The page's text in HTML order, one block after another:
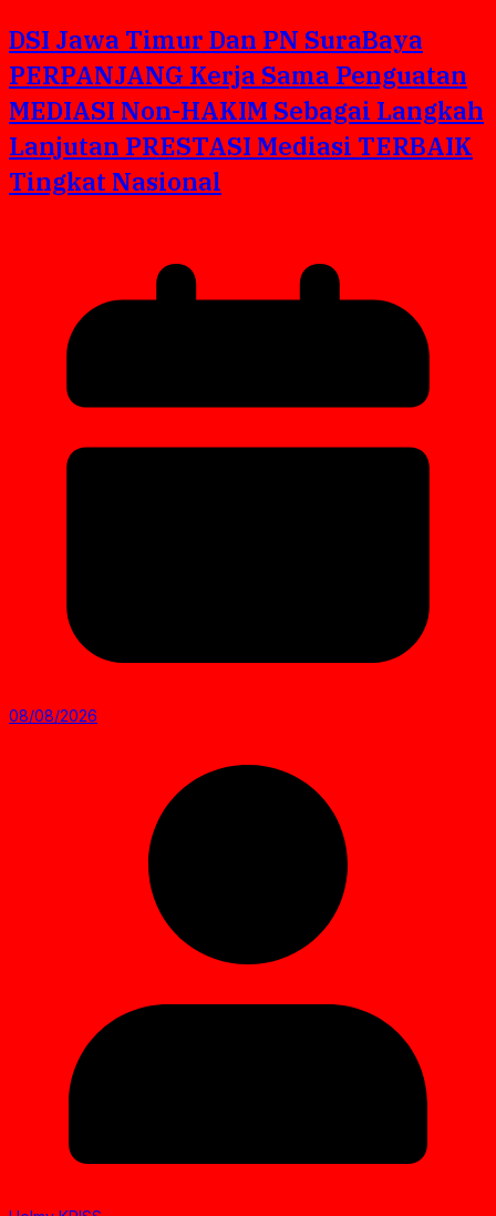
DSI Jawa Timur Dan PN SuraBaya
PERPANJANG Kerja Sama Penguatan
MEDIASI Non-HAKIM Sebagai Langkah
Lanjutan PRESTASI Mediasi TERBAIK
Tingkat Nasional
08/08/2026